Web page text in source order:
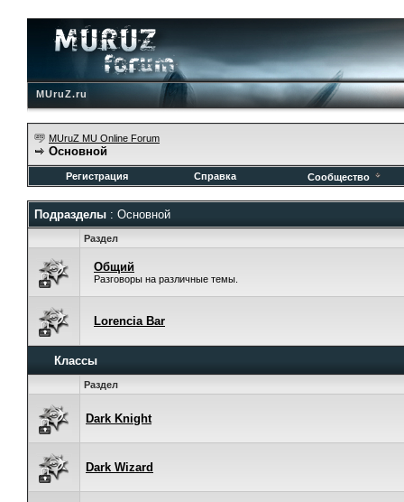
MUruZ.ru
MUruZ MU Online Forum
Основной
Регистрация Справка Сообщество
Подразделы : Основной
Раздел
Общий
Разговоры на различные темы.
Lorencia Bar
Классы
Раздел
Dark Knight
Dark Wizard